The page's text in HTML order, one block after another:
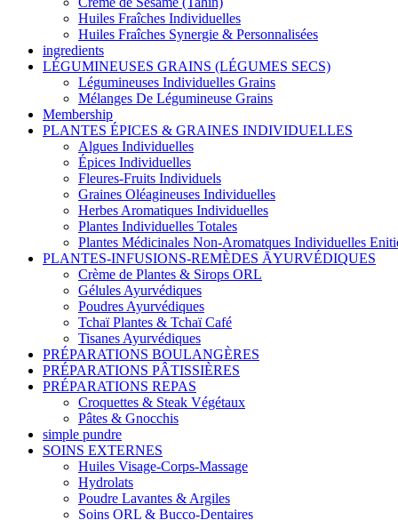
Huiles Fraîches Individuelles
Huiles Fraîches Synergie & Personnalisées
ingredients
LÉGUMINEUSES GRAINS (LÉGUMES SECS)
Légumineuses Individuelles Grains
Mélanges De Légumineuse Grains
Membership
PLANTES ÉPICES & GRAINES INDIVIDUELLES
Algues Individuelles
Épices Individuelles
Fleures-Fruits Individuels
Graines Oléagineuses Individuelles
Herbes Aromatiques Individuelles
Plantes Individuelles Totales
Plantes Médicinales Non-Aromatques Individuelles
PLANTES-INFUSIONS-REMÈDES ĀYURVÉDIQUES
Crème de Plantes & Sirops ORL
Gélules Ayurvédiques
Poudres Ayurvédiques
Tchaï Plantes & Tchaï Café
Tisanes Ayurvédiques
PRÉPARATIONS BOULANGÈRES
PRÉPARATIONS PÂTISSIÈRES
PRÉPARATIONS REPAS
Croquettes & Steak Végétaux
Pâtes & Gnocchis
simple pundre
SOINS EXTERNES
Huiles Visage-Corps-Massage
Hydrolats
Poudre Lavantes & Argiles
Soins ORL & Bucco-Dentaires